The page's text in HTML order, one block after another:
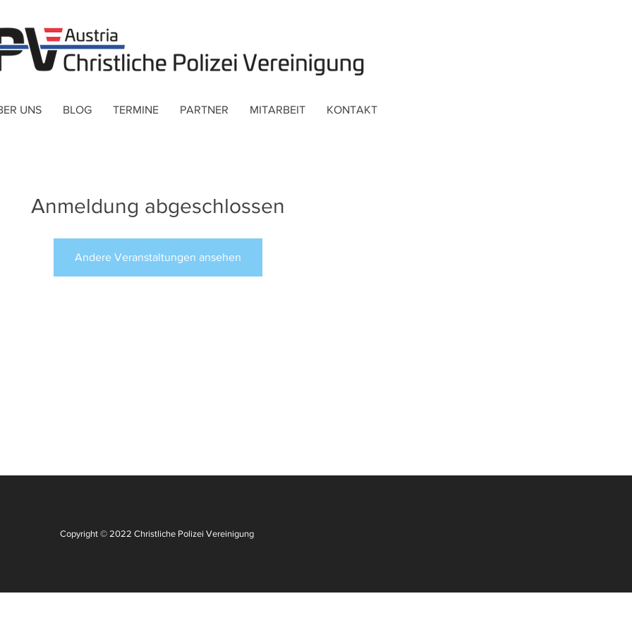
UNS BLOG TERMINE PARTNER MITARBEIT KONTAKT
Anmeldung abgeschlossen
Andere Veranstaltungen ansehen
Copyright © 2022 Christliche Polizei Vereinigung